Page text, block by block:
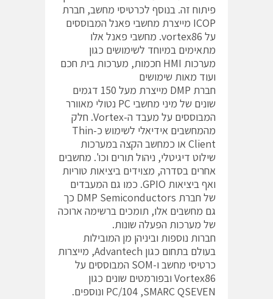
פיתוח זה. בנוסף לכרטיסי מחשב, חברת
ICOP מייצרת מחשבי פאנל המבוססים
על vortex86. מחשבי פאנל אלו
מתאימים במיוחד לשימושים כגון
מערכות HMI חכמות, מערכות בית חכם
ועוד מאות שימושים
חברת DMP מייצרת מעל 150 דגמים
שונים של מיני מחשבי PC נטולי מאוורר
המבוססים על מעבד ה-Vortex. חלק
מהמחשבים אידיאלי לשימוש כ-Thin
Client או כמחשב הקצה במערכות
שילוט דיגיטלי, ניהול תורים וכו'. מחשבים
אחרים בסדרה, מצוידים ביציאות טוריות
ואף ביציאות GPIO. כמו גם המעבדים
של חברת DMP Semiconductors כך
גם מחשבים אלו, תומכים ברשימה ארוכה
של מערכות הפעלה שונות.
חברות נוספות וביניהן מן המובילות
בעולם בתחום כגון Advantech, מייצרות
כרטיסי מחשב ו-SOM המבוססים על
Vortex86 ובפורמטים שונים כגון
PC/104 ,SMARC QSEVEN ונוספים.